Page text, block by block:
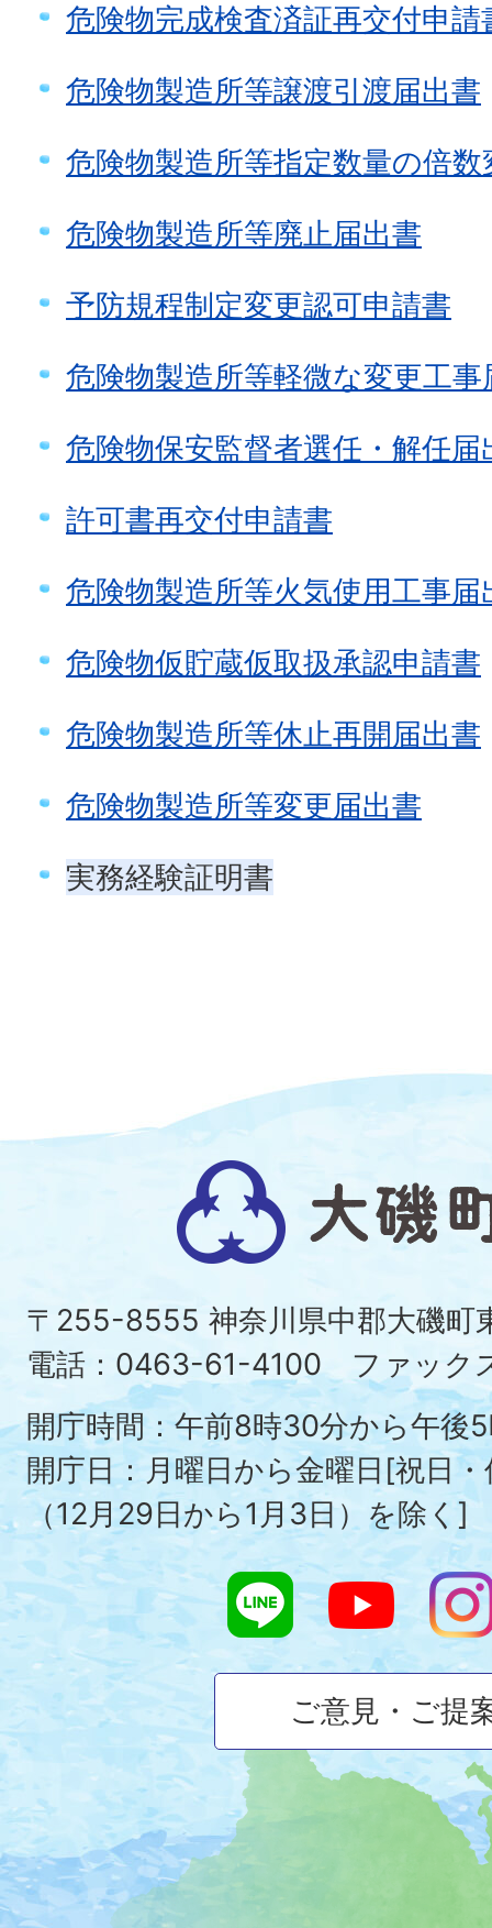
危険物完成検査済証再交付申請
危険物製造所等譲渡引渡届出書
危険物製造所等指定数量の倍数
危険物製造所等廃止届出書
予防規程制定変更認可申請書
危険物製造所等軽微な変更工事
危険物保安監督者選任・解任届
許可書再交付申請書
危険物製造所等火気使用工事届
危険物仮貯蔵仮取扱承認申請書
危険物製造所等休止再開届出書
危険物製造所等変更届出書
実務経験証明書
磯
町
の
位
大
磯
町
〒255-8555 神奈川県中郡大磯
電話：0463-61-4100 ファック
開庁時間：午前8時30分から午後
開庁日：月曜日から金曜日[祝日
（12月29日から1月3日）を除く]
ご意見・ご提